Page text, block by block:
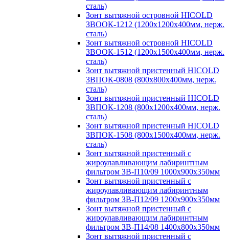
сталь)
Зонт вытяжной островной HICOLD
ЗВООК-1212 (1200x1200x400мм, нерж.
сталь)
Зонт вытяжной островной HICOLD
ЗВООК-1512 (1200х1500х400мм, нерж.
сталь)
Зонт вытяжной пристенный HICOLD
ЗВПОК-0808 (800х800х400мм, нерж.
сталь)
Зонт вытяжной пристенный HICOLD
ЗВПОК-1208 (800х1200х400мм, нерж.
сталь)
Зонт вытяжной пристенный HICOLD
ЗВПОК-1508 (800х1500х400мм, нерж.
сталь)
Зонт вытяжной пристенный с
жироулавливающим лабиринтным
фильтром ЗВ-П10/09 1000х900х350мм
Зонт вытяжной пристенный с
жироулавливающим лабиринтным
фильтром ЗВ-П12/09 1200х900х350мм
Зонт вытяжной пристенный с
жироулавливающим лабиринтным
фильтром ЗВ-П14/08 1400х800х350мм
Зонт вытяжной пристенный с